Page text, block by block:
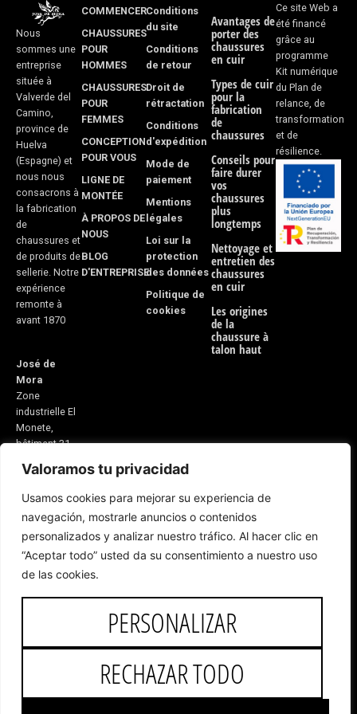
Valoramos tu privacidad
Usamos cookies para mejorar su experiencia de
navegación, mostrarle anuncios o contenidos
personalizados y analizar nuestro tráfico. Al hacer clic en
“Aceptar todo” usted da su consentimiento a nuestro uso
de las cookies.
PERSONALIZAR
RECHAZAR TODO
o
o
k
-
f
g
r
a
m
Nous
sommes une
entreprise
située à
Valverde del
Camino,
province de
Huelva
(Espagne) et
nous nous
consacrons à
la fabrication
de
chaussures et
de produits de
sellerie. Notre
expérience
remonte à
avant 1870
José de
Mora
Zone
industrielle El
Monete,
bâtiment 31
21600
Camino
Huelva,
Espagne
E-mail:
5v@equitacionvalverde.com
Service client:
959 553 546
COMMENCER
CHAUSSURES
POUR
HOMMES
CHAUSSURES
POUR
FEMMES
CONCEPTION
POUR VOUS
LIGNE DE
MONTÉE
À PROPOS DE
NOUS
BLOG
D'ENTREPRISE
Conditions
du site
Conditions
de retour
Droit de
rétractation
Conditions
d'expédition
Mode de
paiement
Mentions
légales
Loi sur la
protection
des données
Politique de
cookies
Avantages de
porter des
chaussures
en cuir
Types de cuir
pour la
fabrication
de
chaussures
Conseils pour
faire durer
vos
chaussures
plus
longtemps
Nettoyage et
entretien des
chaussures
en cuir
Les origines
de la
chaussure à
talon haut
Ce site Web a
été financé
grâce au
programme
Kit numérique
du Plan de
relance, de
transformation
et de
résilience.
Droits d'auteur © 2025 José de
Mora
Développement Web,